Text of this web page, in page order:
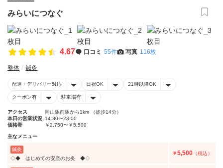
みらいにつなぐ
4.67 口コミ 55件 写真 116枚
整体 鍼灸
配達・デリバリー対応 日祝OK 21時以降OK
クーポン有 駐車場有
アクセス
岡山駅前駅から1km （徒歩14分）
本日の営業状況 14:30〜23:00
価格帯
￥2,750〜￥5,500
主なメニュー
鍼灸
◇◆ はじめての安産のお灸 ◆♢
￥5,500 （税込）